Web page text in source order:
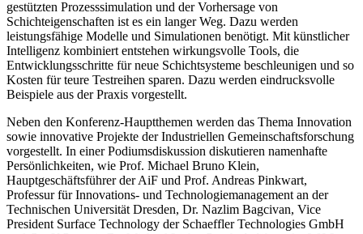
gestützten Prozesssimulation und der Vorhersage von
Schichteigenschaften ist es ein langer Weg. Dazu werden
leistungsfähige Modelle und Simulationen benötigt. Mit künstlicher
Intelligenz kombiniert entstehen wirkungsvolle Tools, die
Entwicklungsschritte für neue Schichtsysteme beschleunigen und so
Kosten für teure Testreihen sparen. Dazu werden eindrucksvolle
Beispiele aus der Praxis vorgestellt.
Neben den Konferenz-Hauptthemen werden das Thema Innovation
sowie innovative Projekte der Industriellen Gemeinschaftsforschung
vorgestellt. In einer Podiumsdiskussion diskutieren namenhafte
Persönlichkeiten, wie Prof. Michael Bruno Klein,
Hauptgeschäftsführer der AiF und Prof. Andreas Pinkwart,
Professur für Innovations- und Technologiemanagement an der
Technischen Universität Dresden, Dr. Nazlim Bagcivan, Vice
President Surface Technology der Schaeffler Technologies GmbH